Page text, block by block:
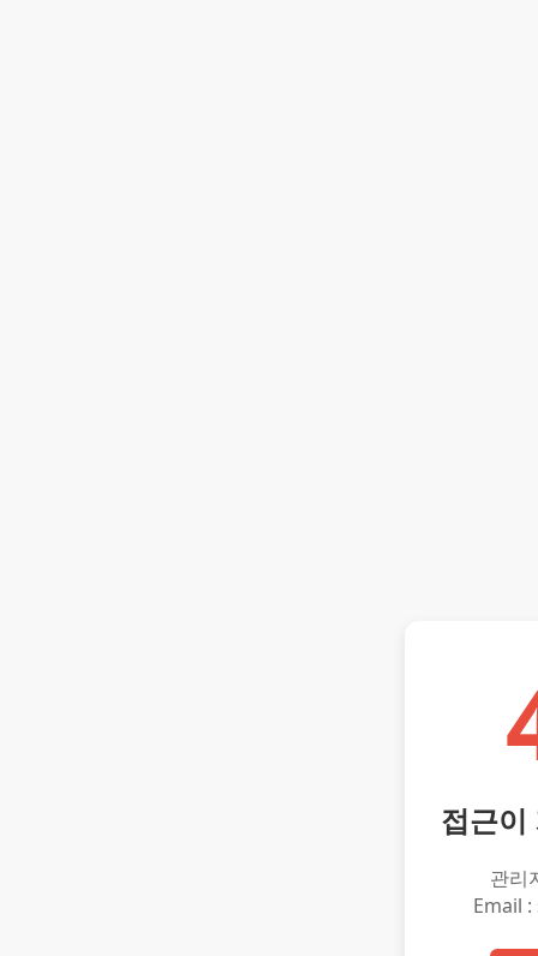
접근이
관리
Email